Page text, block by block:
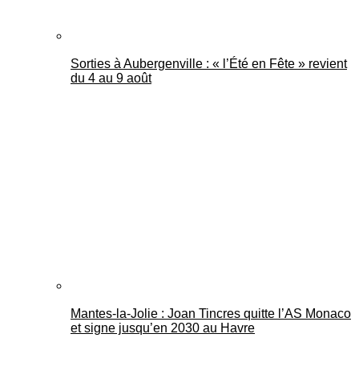
Sorties à Aubergenville : « l’Été en Fête » revient
du 4 au 9 août
Mantes-la-Jolie : Joan Tincres quitte l’AS Monaco
et signe jusqu’en 2030 au Havre